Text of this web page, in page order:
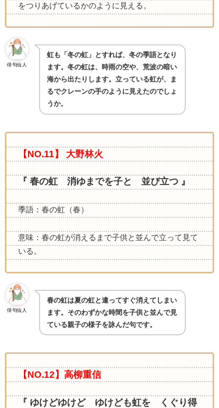
をつりあげているかのように見える。
俳句仙人
虹も「冬の虹」とすれば、冬の季語となり
ます。冬の虹は、時雨の空や、荒波の暗い
海から出たりします。立っている虹が、ま
るでクレーンの手のように見えたのでしょ
うか。
【NO.11】 大野林火
『 春の虹 消ゆまでを子と 並び立つ 』
季語：春の虹（春）
意味：春の虹が消えるまで子供と並んで立って見て
いる。
俳句仙人
春の虹は夏の虹と違ってすぐ消えてしまい
ます。そのわずかな時間を子供と並んで見
ている親子の様子を詠んだ句です。
【NO.12】高柳重信
『 ゆけどゆけど ゆけども虹を くぐり得